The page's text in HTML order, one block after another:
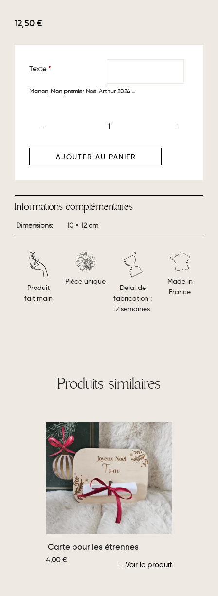
12,50 €
Texte *
Manon, Mon premier Noël Arthur 2024 ...
AJOUTER AU PANIER
Informations complémentaires
Dimensions 10 × 12 cm
Produit
fait main
Pièce unique
Délai de
fabrication :
2 semaines
Made in
France
Produits similaires
Voir le produit
Carte pour les étrennes
4,00€